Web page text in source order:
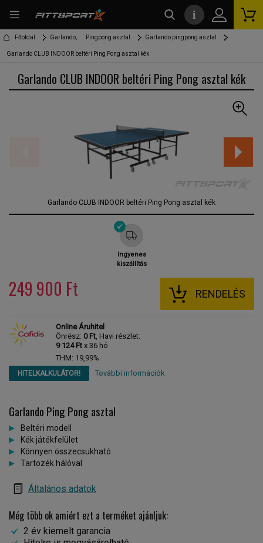
Főoldal Garlando, Pingpong asztal Garlando pingpong asztal
Garlando CLUB INDOOR beltéri Ping Pong asztal kék
Garlando CLUB INDOOR beltéri Ping Pong asztal kék
Garlando CLUB INDOOR beltéri Ping Pong asztal kék
Ingyenes
kiszállítás
249 900 Ft RENDELÉS
Online Áruhitel
Önrész: 0 Ft, Havi részlet:
9 124 Ft x 36 hó
THM: 19,99%
HITELKALKULÁTOR! További információk
Garlando Ping Pong asztal
Beltéri modell
Kék játékfelület
Könnyen összecsukható
Tartozék hálóval
Általános adatok
Még több ok amiért ezt a terméket ajánljuk:
2 év kiemelt garancia
i
kereső